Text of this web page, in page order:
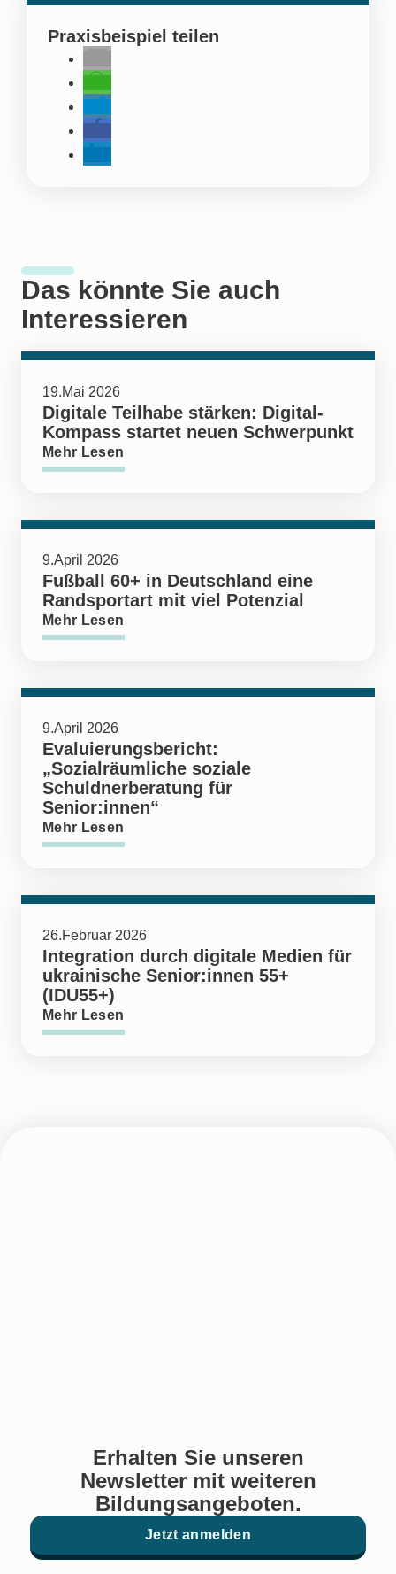
Praxisbeispiel teilen
Das könnte Sie auch
Interessieren
19.Mai 2026
Digitale Teilhabe stärken: Digital-
Kompass startet neuen Schwerpunkt
Mehr Lesen
9.April 2026
Fußball 60+ in Deutschland eine
Randsportart mit viel Potenzial
Mehr Lesen
9.April 2026
Evaluierungsbericht:
„Sozialräumliche soziale
Schuldnerberatung für
Senior:innen“
Mehr Lesen
26.Februar 2026
Integration durch digitale Medien für
ukrainische Senior:innen 55+
(IDU55+)
Mehr Lesen
Erhalten Sie unseren
Newsletter mit weiteren
Bildungsangeboten.
Jetzt anmelden